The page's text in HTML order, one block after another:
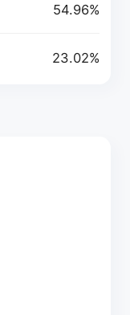
54.96%
23.02%